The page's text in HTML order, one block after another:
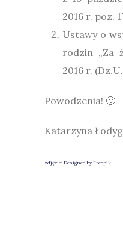
2016 r. poz.
Ustawy o
rodzin „Za
2016 r.
Powodzenia! 🙂
Katarzyna
zdjęćie: Designed by Freepik